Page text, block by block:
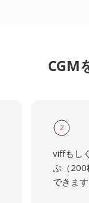
CGM
2
viffもし
ぶ（200
できます